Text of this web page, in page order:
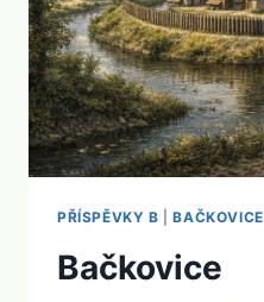
PŘÍSPĚVKY B |BAČKOVICE
Bačkovice